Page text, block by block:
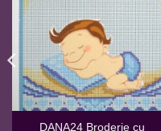
DANA24 Broderie cu